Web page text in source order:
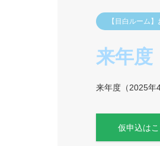
【目白ルーム
来年度
来年度（2025年
仮申込は